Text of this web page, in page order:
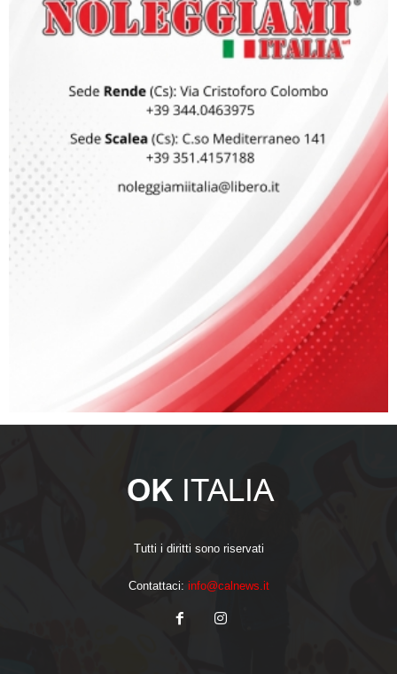
Tutti i diritti sono riservati
Contattaci: info@calnews.it